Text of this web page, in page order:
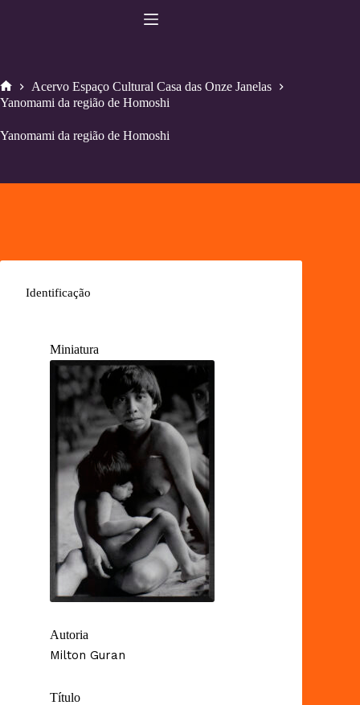
Home
Acervo Espaço Cultural Casa das Onze Janelas
Yanomami da região de Homoshi
Yanomami da região de Homoshi
Identificação
Miniatura
Autoria
Milton Guran
Título